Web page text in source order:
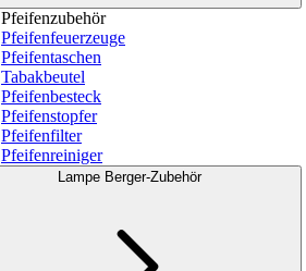
Pfeifenzubehör
Pfeifenfeuerzeuge
Pfeifentaschen
Tabakbeutel
Pfeifenbesteck
Pfeifenstopfer
Pfeifenfilter
Pfeifenreiniger
Lampe Berger-Zubehör